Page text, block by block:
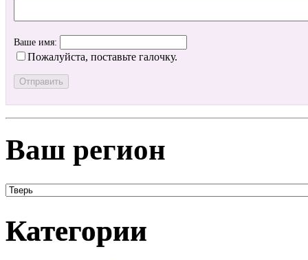
Ваше имя:
Пожалуйста, поставьте галочку.
Ваш регион
Категории